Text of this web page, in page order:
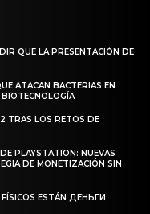
QUE LA PRESENTACIÓN DE
ATACAN BACTERIAS EN
TRAS LOS RETOS DE
PLAYSTATION: NUEVAS
DE MONETIZACIÓN SIN
FÍSICOS ESTÁN ДЕНЬГИ